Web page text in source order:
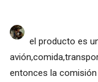
el producto es
entonces la comisión